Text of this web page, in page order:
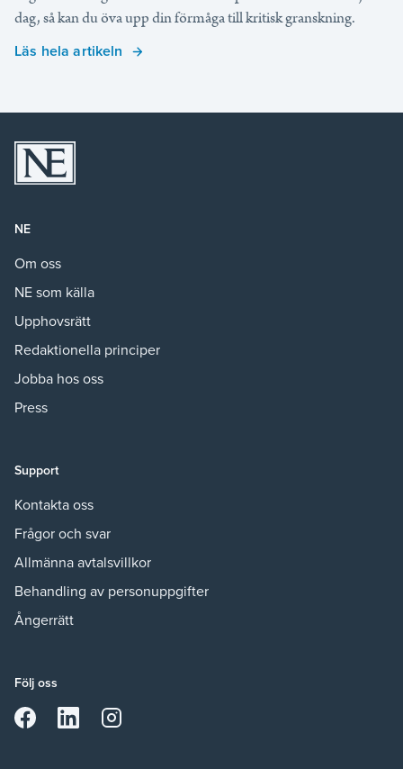
dag, så kan du öva upp din förmåga till kritisk granskning.
Läs hela artikeln
NE
Om oss
NE som källa
Upphovsrätt
Redaktionella principer
Jobba hos oss
Press
Support
Kontakta oss
Frågor och svar
Allmänna avtalsvillkor
Behandling av personuppgifter
Ångerrätt
Följ oss